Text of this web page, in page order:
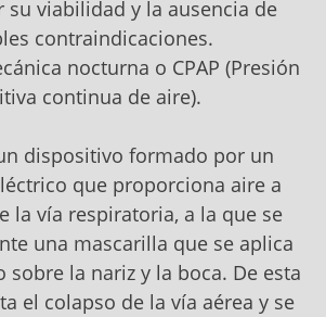
su viabilidad y la ausencia de
contraindicaciones.
nocturna o CPAP (Presión
continua de aire).
dispositivo formado por un
que proporciona aire a
la vía respiratoria, a la que se
una mascarilla que se aplica
sobre la nariz y la boca. De esta
el colapso de la vía aérea y se